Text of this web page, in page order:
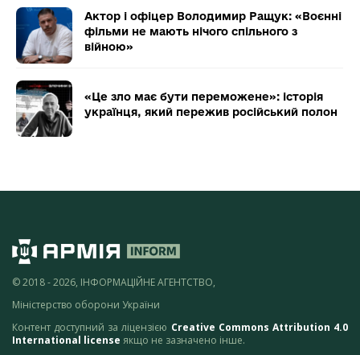
Актор і офіцер Володимир Ращук: «Воєнні
фільми не мають нічого спільного з
війною»
«Це зло має бути переможене»: історія
українця, який пережив російський полон
© 2018 - 2026, ІНФОРМАЦІЙНЕ АГЕНТСТВО,
Міністерство оборони України
Контент доступний за ліцензією Creative Commons Attribution 4.0
International license якщо не зазначено інше.